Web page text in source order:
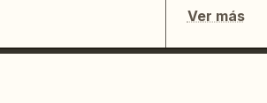
Ver más